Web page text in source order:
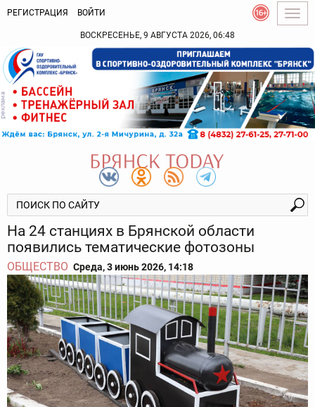
РЕГИСТРАЦИЯ ВОЙТИ
ВОСКРЕСЕНЬЕ, 9 АВГУСТА 2026, 06:48
На 24 станциях в Брянской области
появились тематические фотозоны
ОБЩЕСТВО Среда, 3 июнь 2026, 14:18